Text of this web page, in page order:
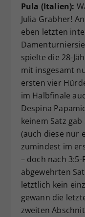
Pula (Italien):
Julia Grabher!
eben letzten
spielte die 28-
mit insgesamt
ersten vier
im Halbfinale
Despina
keinem Satz
(auch diese nur
zumindest im
– doch nach
abgewehrten
letztlich kein
gewann die
zweiten